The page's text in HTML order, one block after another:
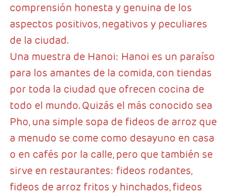
comprensión honesta y genuina de los
aspectos positivos, negativos y peculiares
de la ciudad.
Una muestra de Hanoi: Hanoi es un paraíso
para los amantes de la comida, con tiendas
por toda la ciudad que ofrecen cocina de
todo el mundo. Quizás el más conocido sea
Pho, una simple sopa de fideos de arroz que
a menudo se come como desayuno en casa
o en cafés por la calle, pero que también se
sirve en restaurantes: fideos rodantes,
fideos de arroz fritos y hinchados, fideos